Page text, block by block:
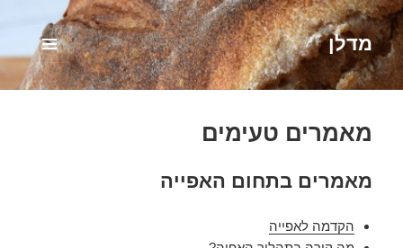
מדלן
תפריטים
ווידג'טים
מאמרים טעימים
מאמרים בתחום האפייה
הקדמה לאפייה